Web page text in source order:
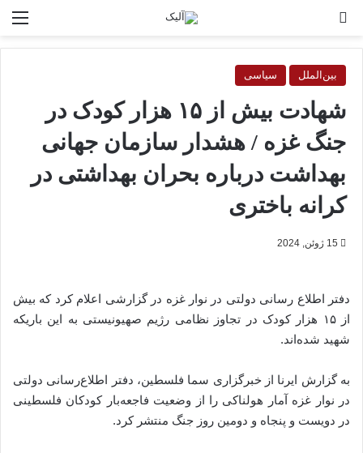
بین‌الملل سیاسی
شهادت بیش از ۱۵ هزار کودک در
جنگ غزه / هشدار سازمان جهانی
بهداشت درباره بحران بهداشتی در
کرانه باختری
15 ژوئن, 2024
دفتر اطلاع رسانی دولتی در نوار غزه در گزارشی اعلام کرد که بیش
از ۱۵ هزار کودک در تجاوز نظامی رژیم صهیونیستی به این باریکه
شهید شده‌اند.
به گزارش ایرنا از خبرگزاری سما فلسطین، دفتر اطلاع‌رسانی دولتی
در نوار غزه آمار هولناکی را از وضعیت فاجعه‌بار کودکان فلسطینی
در دویست‌ و پنجاه‌ و دومین روز جنگ منتشر کرد.